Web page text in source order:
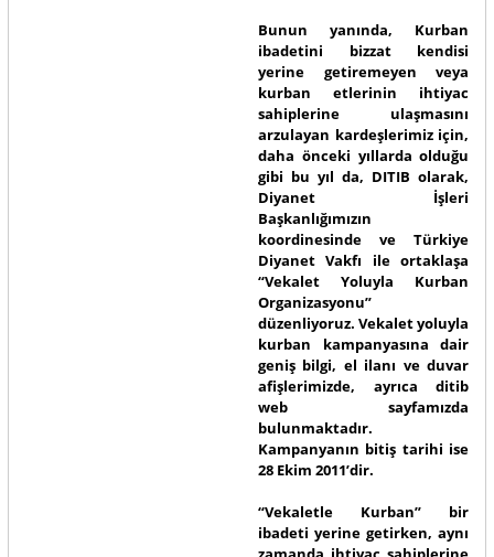
Bunun yanında, Kurban
ibadetini bizzat kendisi
yerine getiremeyen veya
kurban etlerinin ihtiyac
sahiplerine ulaşmasını
arzulayan kardeşlerimiz için,
daha önceki yıllarda olduğu
gibi bu yıl da, DITIB olarak,
Diyanet İşleri
Başkanlığımızın
koordinesinde ve Türkiye
Diyanet Vakfı ile ortaklaşa
“Vekalet Yoluyla Kurban
Organizasyonu”
düzenliyoruz. Vekalet yoluyla
kurban kampanyasına dair
geniş bilgi, el ilanı ve duvar
afişlerimizde, ayrıca ditib
web sayfamızda
bulunmaktadır.
Kampanyanın bitiş tarihi ise
28 Ekim 2011’dir.
“Vekaletle Kurban” bir
ibadeti yerine getirken, aynı